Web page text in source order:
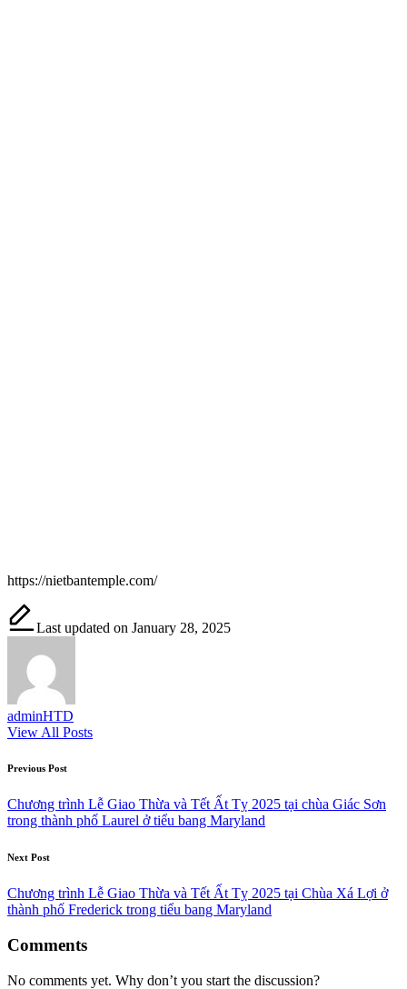
https://nietbantemple.com/
Last updated on January 28, 2025
adminHTD
View All Posts
Post
navigation
Previous Post
Chương trình Lễ Giao Thừa và Tết Ất Tỵ 2025 tại chùa Giác Sơn
trong thành phố Laurel ở tiểu bang Maryland
Next Post
Chương trình Lễ Giao Thừa và Tết Ất Tỵ 2025 tại Chùa Xá Lợi ở
thành phố Frederick trong tiểu bang Maryland
Comments
No comments yet. Why don’t you start the discussion?